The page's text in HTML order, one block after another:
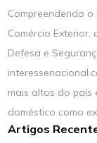
Compreendendo
Comércio Exterior,
Defesa e
mais altos do país
doméstico como
Artigos